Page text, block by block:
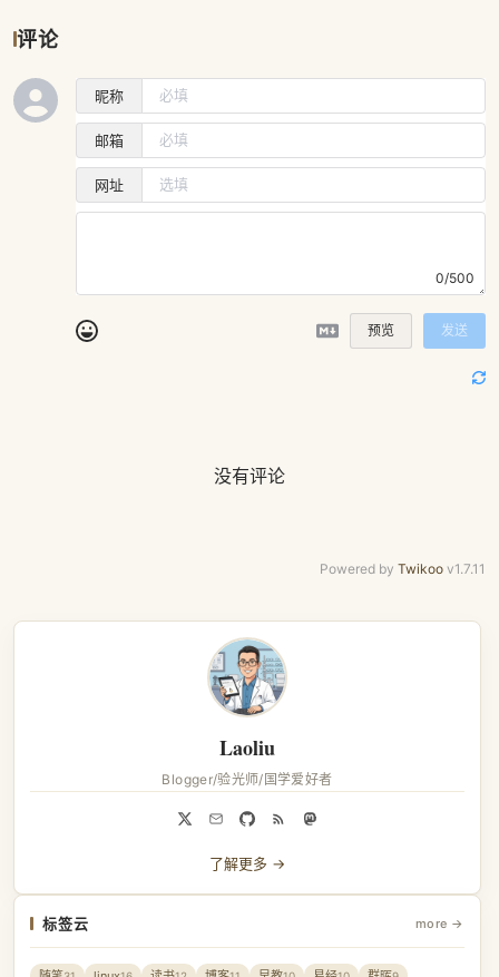
评论
昵称
邮箱
网址
0/500
预览 发送
没有评论
Powered by Twikoo v1.7.11
Laoliu
Blogger/验光师/国学爱好者
了解更多 →
标签云 more →